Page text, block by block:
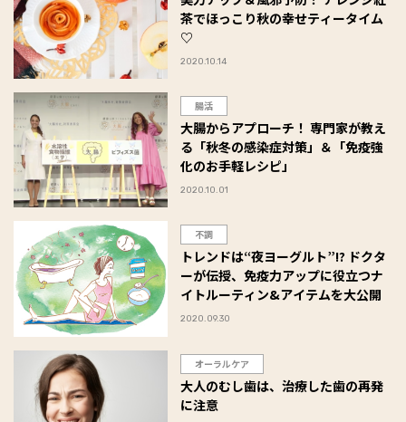
茶でほっこり秋の幸せティータイム
♡
2020.10.14
腸活
大腸からアプローチ！ 専門家が教え
る「秋冬の感染症対策」＆「免疫強
化のお手軽レシピ」
2020.10.01
不調
トレンドは“夜ヨーグルト”!? ドクタ
ーが伝授、免疫力アップに役立つナ
イトルーティン&アイテムを大公開
2020.09.30
オーラルケア
大人のむし歯は、治療した歯の再発
に注意